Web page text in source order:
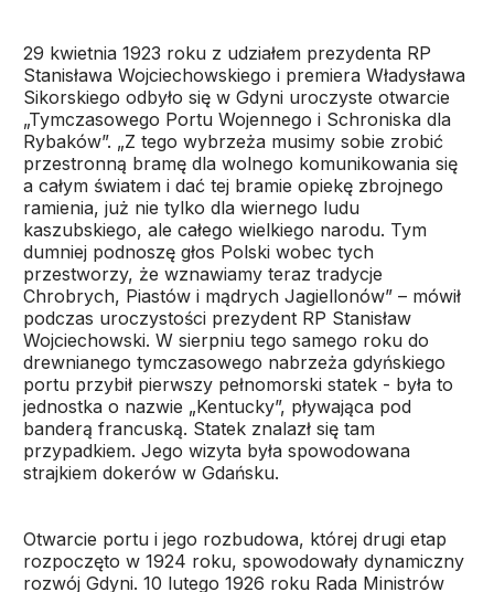
29 kwietnia 1923 roku z udziałem prezydenta RP
Stanisława Wojciechowskiego i premiera Władysława
Sikorskiego odbyło się w Gdyni uroczyste otwarcie
„Tymczasowego Portu Wojennego i Schroniska dla
Rybaków”. „Z tego wybrzeża musimy sobie zrobić
przestronną bramę dla wolnego komunikowania się
a całym światem i dać tej bramie opiekę zbrojnego
ramienia, już nie tylko dla wiernego ludu
kaszubskiego, ale całego wielkiego narodu. Tym
dumniej podnoszę głos Polski wobec tych
przestworzy, że wznawiamy teraz tradycje
Chrobrych, Piastów i mądrych Jagiellonów” – mówił
podczas uroczystości prezydent RP Stanisław
Wojciechowski. W sierpniu tego samego roku do
drewnianego tymczasowego nabrzeża gdyńskiego
portu przybił pierwszy pełnomorski statek - była to
jednostka o nazwie „Kentucky”, pływająca pod
banderą francuską. Statek znalazł się tam
przypadkiem. Jego wizyta była spowodowana
strajkiem dokerów w Gdańsku.
Otwarcie portu i jego rozbudowa, której drugi etap
rozpoczęto w 1924 roku, spowodowały dynamiczny
rozwój Gdyni. 10 lutego 1926 roku Rada Ministrów